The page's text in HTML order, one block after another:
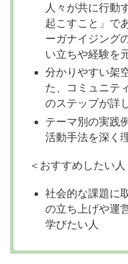
人々が共に行動
起こすこと」で
ーガナイジング
い立ちや経験を
分かりやすい架
た、コミュニテ
のステップが詳
テーマ別の実践
活動手法を深く
＜おすすめしたい人
社会的な課題に
の立ち上げや運
学びたい人